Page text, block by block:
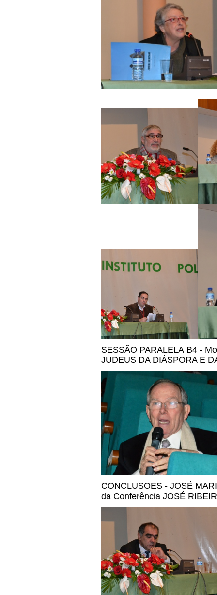
SESSÃO PARALELA B4 -
JUDEUS DA DIÁSPORA E
CONCLUSÕES - JOSÉ
da Conferência JOSÉ